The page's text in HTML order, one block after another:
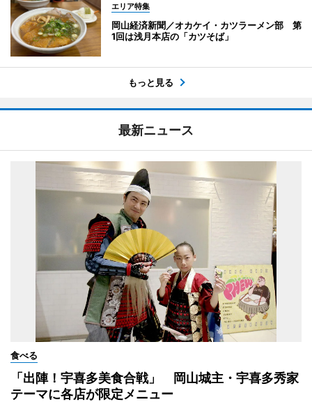
エリア特集
岡山経済新聞／オカケイ・カツラーメン部 第
1回は浅月本店の「カツそば」
もっと見る
最新ニュース
食べる
「出陣！宇喜多美食合戦」 岡山城主・宇喜多秀家
テーマに各店が限定メニュー